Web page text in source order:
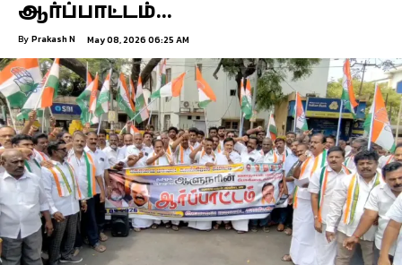
ஆர்ப்பாட்டம்…
By Prakash N May 08, 2026 06:25 AM